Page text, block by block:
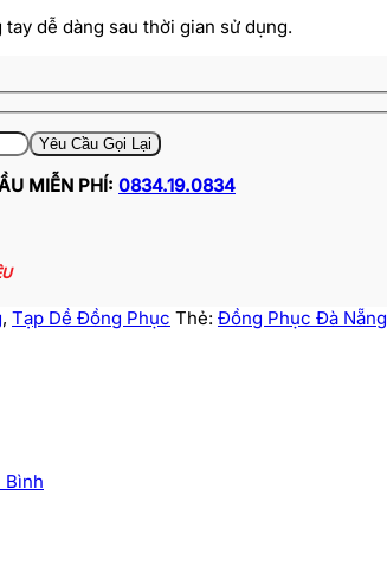
dễ dàng sau thời gian sử dụng.
MIỄN PHÍ: 0834.19.0834
, Tạp Dề Đồng Phục Thẻ: Đồng Phục Đà Nẵng
Bình